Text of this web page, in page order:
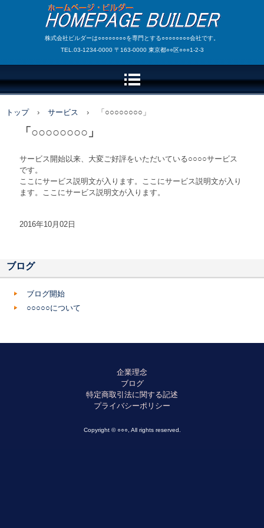
株式会社ビルダーは○○○○○○○○を専門とする○○○○○○○○会社です。
TEL.03-1234-0000 〒163-0000 東京都○○区○○○1-2-3
トップ › サービス › 「○○○○○○○○」
「○○○○○○○○」
サービス開始以来、大変ご好評をいただいている○○○○サービス
です。
ここにサービス説明文が入ります。ここにサービス説明文が入り
ます。ここにサービス説明文が入ります。
2016年10月02日
ブログ
ブログ開始
○○○○○について
企業理念
ブログ
特定商取引法に関する記述
プライバシーポリシー
Copyright © ○○○, All rights reserved.